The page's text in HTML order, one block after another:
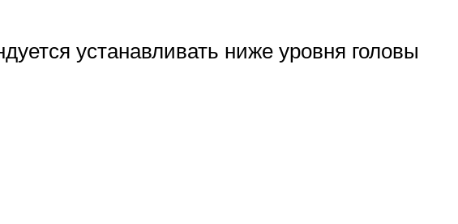
устанавливать ниже уровня головы